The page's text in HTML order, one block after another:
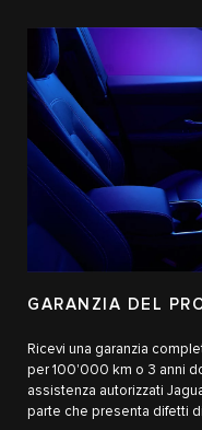
GARANZIA DEL
Ricevi una garanzia
per 100'000 km o 3 anni
assistenza autorizzati
parte che presenta difetti